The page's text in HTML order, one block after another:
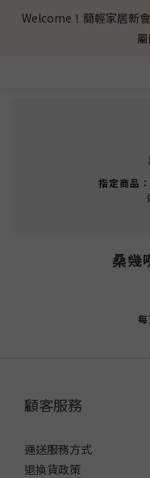
Welcome！簡輕家居新
指定商品
桑幾
顧客服務
運送服務方式
退換貨政策